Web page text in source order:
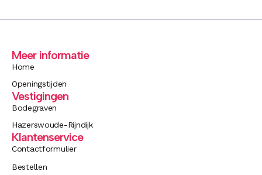
Meer informatie
Home
Openingstijden
Vestigingen
Bodegraven
Hazerswoude-Rijndijk
Klantenservice
Contactformulier
Bestellen